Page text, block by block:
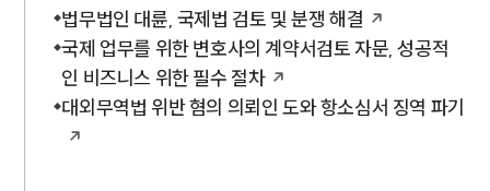
법무법인 대륜, 국제법 검토 및 분쟁 해결
국제 업무를 위한 변호사의 계약서검토 자문, 성공적
인 비즈니스 위한 필수 절차
대외무역법 위반 혐의 의뢰인 도와 항소심서 징역 파기